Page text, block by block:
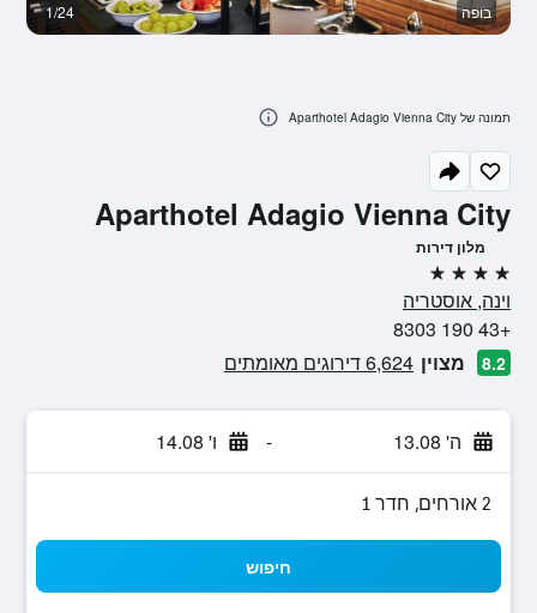
Aparthotel Adagio Vienna City
מלון דירות
4 כוכבים
וינה, אוסטריה
+43 190 8303
8.2 מצוין 6,624 דירוגים מאומתים
ה' 13.08 - ו' 14.08
2 אורחים, חדר 1
חיפוש
בופה 1/24
תמונה של Aparthotel Adagio Vienna City